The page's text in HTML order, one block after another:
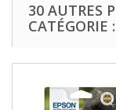
30 AUTRES
CATÉGORIE :